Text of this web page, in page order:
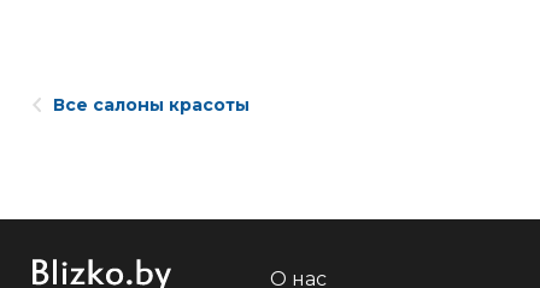
Все салоны красоты
О нас